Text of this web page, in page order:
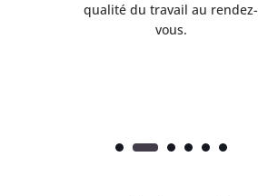
qualité du travail au rendez-
vous.